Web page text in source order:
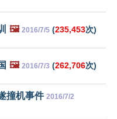
🖼️ 2016/7/5 (235,453次)
🖼️ 2016/7/3 (262,706次)
撞机事件 2016/7/2